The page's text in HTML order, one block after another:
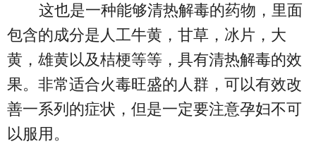
这也是一种能够清热解毒的药物，里面
包含的成分是人工牛黄，甘草，冰片，大
黄，雄黄以及桔梗等等，具有清热解毒的效
果。非常适合火毒旺盛的人群，可以有效改
善一系列的症状，但是一定要注意孕妇不可
以服用。